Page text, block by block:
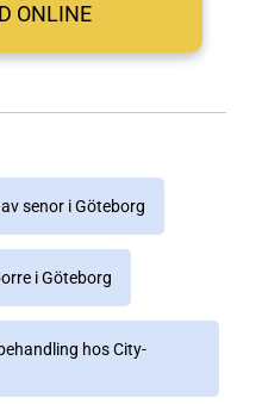
ONLINE
senor i Göteborg
i Göteborg
hos City-